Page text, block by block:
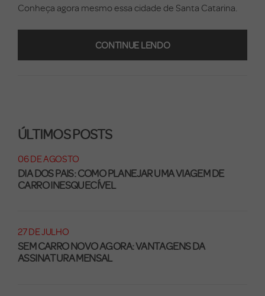
Conheça agora mesmo essa cidade de Santa Catarina.
CONTINUE LENDO
ÚLTIMOS POSTS
06 DE AGOSTO
DIA DOS PAIS: COMO PLANEJAR UMA VIAGEM DE
CARRO INESQUECÍVEL
27 DE JULHO
SEM CARRO NOVO AGORA: VANTAGENS DA
ASSINATURA MENSAL